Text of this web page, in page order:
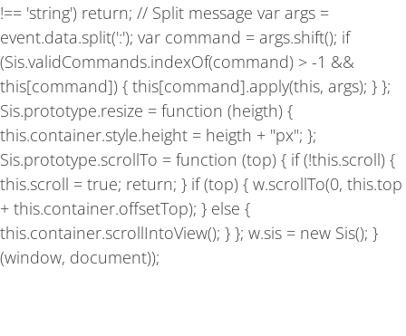
!== 'string') return; // Split message var args =
event.data.split(':'); var command = args.shift(); if
(Sis.validCommands.indexOf(command) > -1 &&
this[command]) { this[command].apply(this, args); } };
Sis.prototype.resize = function (heigth) {
this.container.style.height = heigth + "px"; };
Sis.prototype.scrollTo = function (top) { if (!this.scroll) {
this.scroll = true; return; } if (top) { w.scrollTo(0, this.top
+ this.container.offsetTop); } else {
this.container.scrollIntoView(); } }; w.sis = new Sis(); }
(window, document));